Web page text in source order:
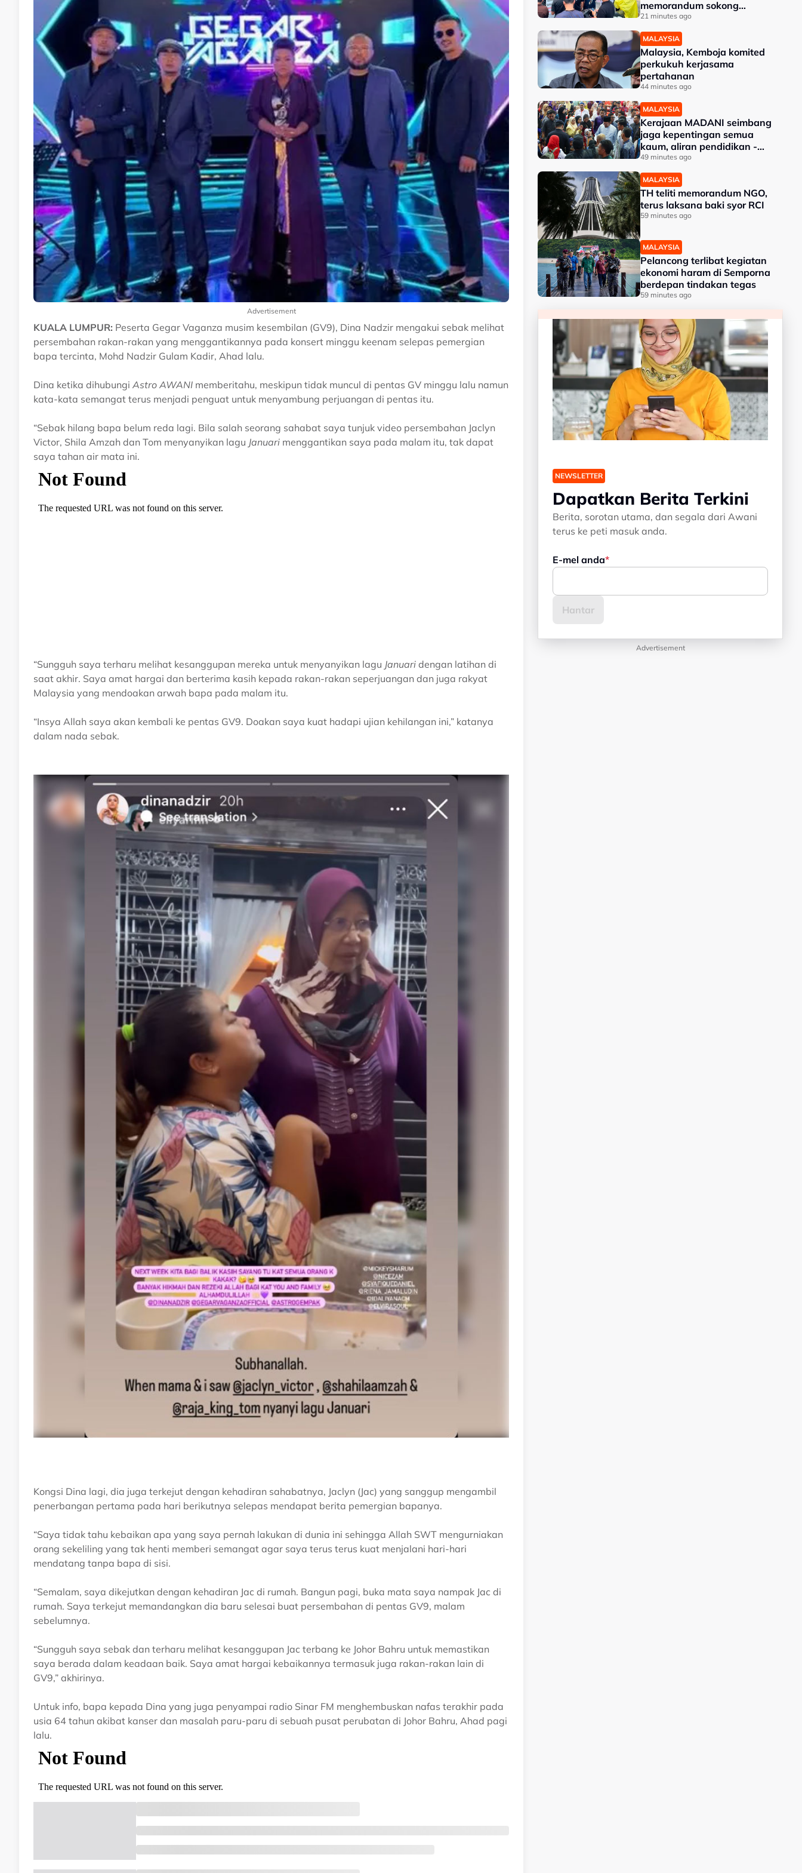
Advertisement
KUALA LUMPUR: Peserta Gegar Vaganza musim kesembilan (GV9), Dina Nadzir mengakui sebak melihat
persembahan rakan-rakan yang menggantikannya pada konsert minggu keenam selepas pemergian
bapa tercinta, Mohd Nadzir Gulam Kadir, Ahad lalu.
Dina ketika dihubungi Astro AWANI memberitahu, meskipun tidak muncul di pentas GV minggu lalu namun
kata-kata semangat terus menjadi penguat untuk menyambung perjuangan di pentas itu.
“Sebak hilang bapa belum reda lagi. Bila salah seorang sahabat saya tunjuk video persembahan Jaclyn
Victor, Shila Amzah dan Tom menyanyikan lagu Januari menggantikan saya pada malam itu, tak dapat
saya tahan air mata ini.
“Sungguh saya terharu melihat kesanggupan mereka untuk menyanyikan lagu Januari dengan latihan di
saat akhir. Saya amat hargai dan berterima kasih kepada rakan-rakan seperjuangan dan juga rakyat
Malaysia yang mendoakan arwah bapa pada malam itu.
“Insya Allah saya akan kembali ke pentas GV9. Doakan saya kuat hadapi ujian kehilangan ini,” katanya
dalam nada sebak.
Kongsi Dina lagi, dia juga terkejut dengan kehadiran sahabatnya, Jaclyn (Jac) yang sanggup mengambil
penerbangan pertama pada hari berikutnya selepas mendapat berita pemergian bapanya.
“Saya tidak tahu kebaikan apa yang saya pernah lakukan di dunia ini sehingga Allah SWT mengurniakan
orang sekeliling yang tak henti memberi semangat agar saya terus terus kuat menjalani hari-hari
mendatang tanpa bapa di sisi.
“Semalam, saya dikejutkan dengan kehadiran Jac di rumah. Bangun pagi, buka mata saya nampak Jac di
rumah. Saya terkejut memandangkan dia baru selesai buat persembahan di pentas GV9, malam
sebelumnya.
“Sungguh saya sebak dan terharu melihat kesanggupan Jac terbang ke Johor Bahru untuk memastikan
saya berada dalam keadaan baik. Saya amat hargai kebaikannya termasuk juga rakan-rakan lain di
GV9,” akhirinya.
Untuk info, bapa kepada Dina yang juga penyampai radio Sinar FM menghembuskan nafas terakhir pada
usia 64 tahun akibat kanser dan masalah paru-paru di sebuah pusat perubatan di Johor Bahru, Ahad pagi
lalu.
memorandum sokong
pemerkasaan integriti
Tabung Haji
21 minutes ago
MALAYSIA
Malaysia, Kemboja komited
perkukuh kerjasama
pertahanan
44 minutes ago
MALAYSIA
Kerajaan MADANI seimbang
jaga kepentingan semua
kaum, aliran pendidikan -
PM
49 minutes ago
MALAYSIA
TH teliti memorandum NGO,
terus laksana baki syor RCI
59 minutes ago
MALAYSIA
Pelancong terlibat kegiatan
ekonomi haram di Semporna
berdepan tindakan tegas
59 minutes ago
NEWSLETTER
Dapatkan Berita Terkini
Berita, sorotan utama, dan segala dari Awani
terus ke peti masuk anda.
E-mel anda
Advertisement